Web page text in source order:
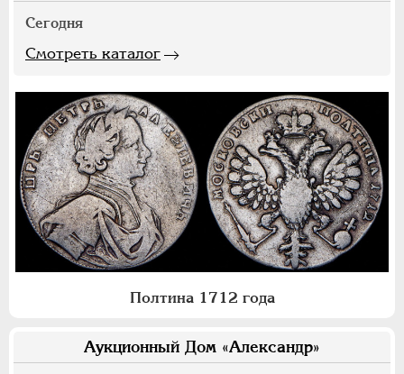
Сегодня
Смотреть каталог
Полтина 1712 года
Аукционный Дом «Александр»